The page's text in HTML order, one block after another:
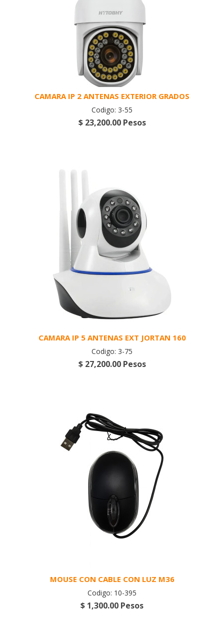
CAMARA IP 2 ANTENAS EXTERIOR GRADOS
Codigo: 3-55
$ 23,200.00 Pesos
CAMARA IP 5 ANTENAS EXT JORTAN 160
Codigo: 3-75
$ 27,200.00 Pesos
MOUSE CON CABLE CON LUZ M36
Codigo: 10-395
$ 1,300.00 Pesos